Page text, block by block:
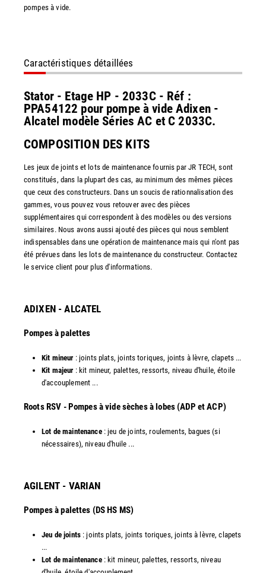
pompes à vide.
Caractéristiques détaillées
Stator - Etage HP - 2033C - Réf :
PPA54122 pour pompe à vide Adixen -
Alcatel modèle Séries AC et C 2033C.
COMPOSITION DES KITS
Les jeux de joints et lots de maintenance fournis par JR TECH, sont
constitués, dans la plupart des cas, au minimum des mêmes pièces
que ceux des constructeurs. Dans un soucis de rationnalisation des
gammes, vous pouvez vous retouver avec des pièces
supplémentaires qui correspondent à des modèles ou des versions
similaires. Nous avons aussi ajouté des pièces qui nous semblent
indispensables dans une opération de maintenance mais qui n'ont pas
été prévues dans les lots de maintenance du constructeur. Contactez
le service client pour plus d'informations.
ADIXEN - ALCATEL
Pompes à palettes
Kit mineur : joints plats, joints toriques, joints à lèvre, clapets ...
Kit majeur : kit mineur, palettes, ressorts, niveau d'huile, étoile
d'accouplement ...​
​Roots RSV - Pompes à vide sèches à lobes (ADP et ACP)
Lot de maintenance: jeu de joints, roulements, bagues (si
nécessaires), niveau d'huile ...​
AGILENT - VARIAN
Pompes à palettes (DS HS MS)
Jeu de joints : joints plats, joints toriques, joints à lèvre, clapets
...
Lot de maintenance: kit mineur, palettes, ressorts, niveau